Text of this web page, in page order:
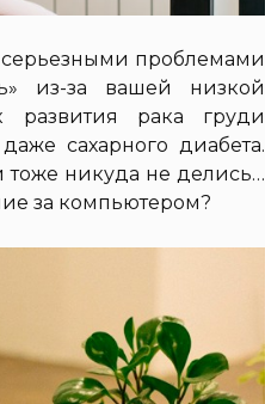
серьезными проблемами
из-за вашей низкой
развития рака груди
сахарного диабета.
никуда не делись…
за компьютером?